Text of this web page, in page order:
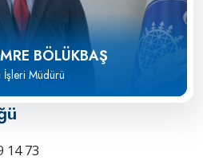
BÖLÜKBAŞ
İşleri Müdürü
14 73